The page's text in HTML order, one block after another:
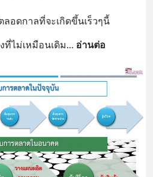
อดกาลที่จะเกิดขึ้นเร็วๆนี้
ที่ไม่เหมือนเดิม... อ่านต่อ